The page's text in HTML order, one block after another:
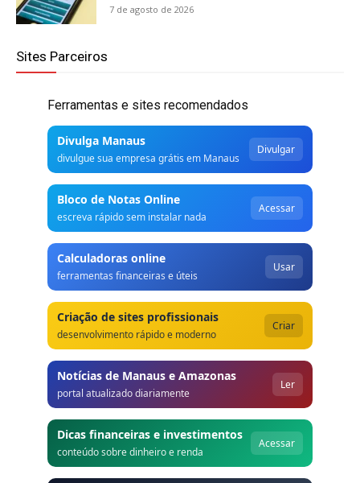
7 de agosto de 2026
Sites Parceiros
Ferramentas e sites recomendados
Divulga Manaus
divulgue sua empresa grátis em Manaus
Divulgar
Bloco de Notas Online
escreva rápido sem instalar nada
Acessar
Calculadoras online
ferramentas financeiras e úteis
Usar
Criação de sites profissionais
desenvolvimento rápido e moderno
Criar
Notícias de Manaus e Amazonas
portal atualizado diariamente
Ler
Dicas financeiras e investimentos
conteúdo sobre dinheiro e renda
Acessar